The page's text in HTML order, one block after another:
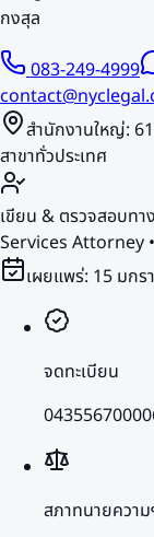
กงสุล
083-249-4999
สำนักงานใหญ่:
สาขาทั่วประเทศ
เขียน & ตรวจสอบทา
Services Attorney
เผยแพร่: 15 มกร
จดทะเบียน
สภาทนายความ